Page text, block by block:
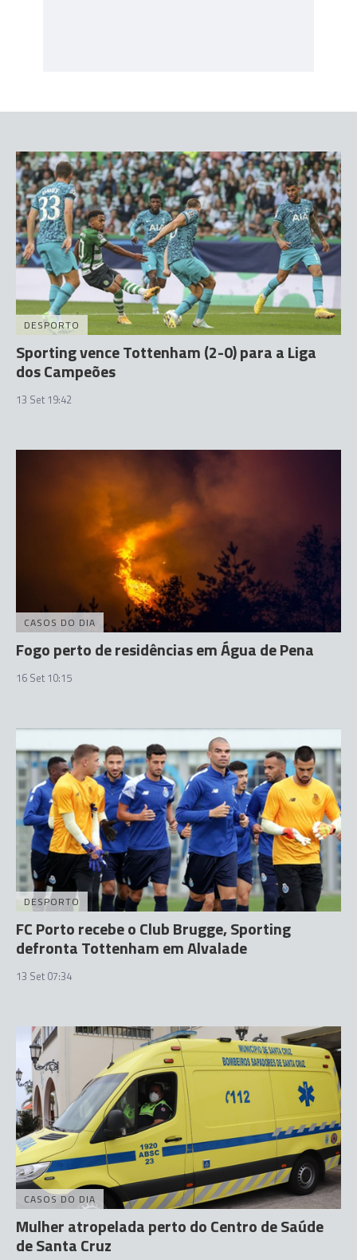
DESPORTO
Sporting vence Tottenham (2-0) para a Liga
dos Campeões
13 Set 19:42
CASOS DO DIA
Fogo perto de residências em Água de Pena
16 Set 10:15
DESPORTO
FC Porto recebe o Club Brugge, Sporting
defronta Tottenham em Alvalade
13 Set 07:34
CASOS DO DIA
Mulher atropelada perto do Centro de Saúde
de Santa Cruz